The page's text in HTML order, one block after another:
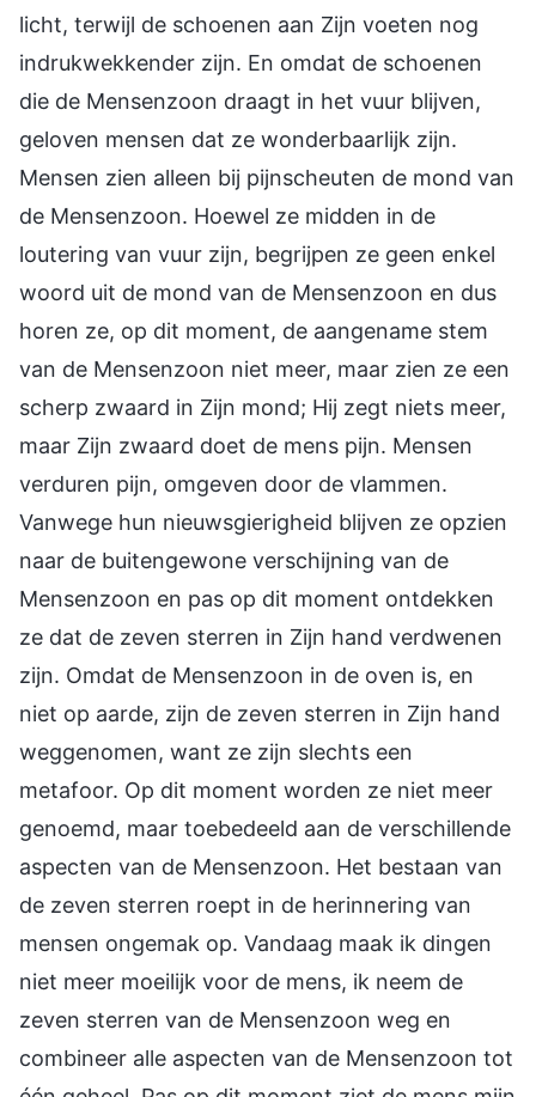
licht, terwijl de schoenen aan Zijn voeten nog
indrukwekkender zijn. En omdat de schoenen
die de Mensenzoon draagt in het vuur blijven,
geloven mensen dat ze wonderbaarlijk zijn.
Mensen zien alleen bij pijnscheuten de mond van
de Mensenzoon. Hoewel ze midden in de
loutering van vuur zijn, begrijpen ze geen enkel
woord uit de mond van de Mensenzoon en dus
horen ze, op dit moment, de aangename stem
van de Mensenzoon niet meer, maar zien ze een
scherp zwaard in Zijn mond; Hij zegt niets meer,
maar Zijn zwaard doet de mens pijn. Mensen
verduren pijn, omgeven door de vlammen.
Vanwege hun nieuwsgierigheid blijven ze opzien
naar de buitengewone verschijning van de
Mensenzoon en pas op dit moment ontdekken
ze dat de zeven sterren in Zijn hand verdwenen
zijn. Omdat de Mensenzoon in de oven is, en
niet op aarde, zijn de zeven sterren in Zijn hand
weggenomen, want ze zijn slechts een
metafoor. Op dit moment worden ze niet meer
genoemd, maar toebedeeld aan de verschillende
aspecten van de Mensenzoon. Het bestaan van
de zeven sterren roept in de herinnering van
mensen ongemak op. Vandaag maak ik dingen
niet meer moeilijk voor de mens, ik neem de
zeven sterren van de Mensenzoon weg en
combineer alle aspecten van de Mensenzoon tot